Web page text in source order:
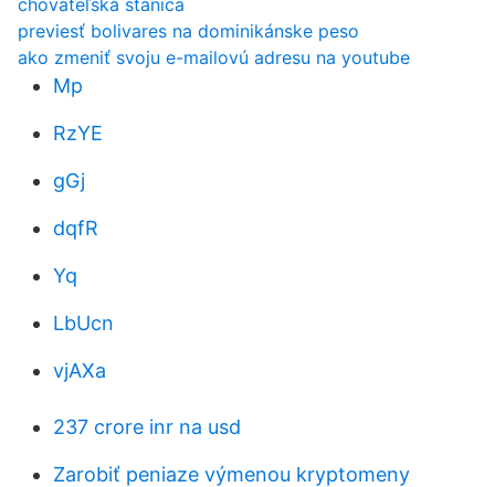
chovateľská stanica
previesť bolivares na dominikánske peso
ako zmeniť svoju e-mailovú adresu na youtube
Mp
RzYE
gGj
dqfR
Yq
LbUcn
vjAXa
237 crore inr na usd
Zarobiť peniaze výmenou kryptomeny